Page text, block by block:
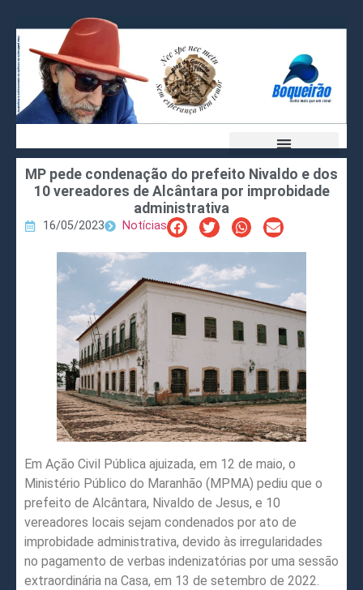
MP pede condenação do prefeito Nivaldo e dos
10 vereadores de Alcântara por improbidade
administrativa
16/05/2023 Notícias
Em Ação Civil Pública ajuizada, em 12 de maio, o
Ministério Público do Maranhão (MPMA) pediu que o
prefeito de Alcântara, Nivaldo de Jesus, e 10
vereadores locais sejam condenados por ato de
improbidade administrativa, devido às irregularidades
no pagamento de verbas indenizatórias por uma sessão
extraordinária na Casa, em 13 de setembro de 2022.